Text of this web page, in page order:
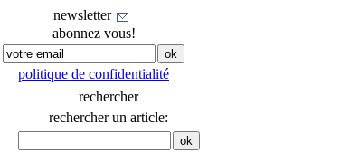
newsletter
abonnez vous!
politique de confidentialité
rechercher
rechercher un article: